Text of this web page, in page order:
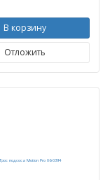
В корзину
Отложить